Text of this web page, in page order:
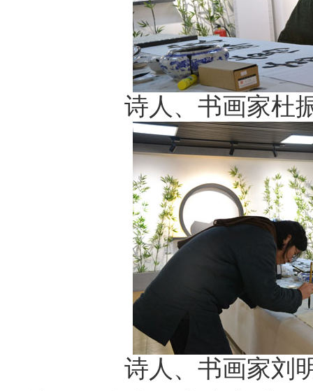
诗人、书画家杜
诗人、书画家刘